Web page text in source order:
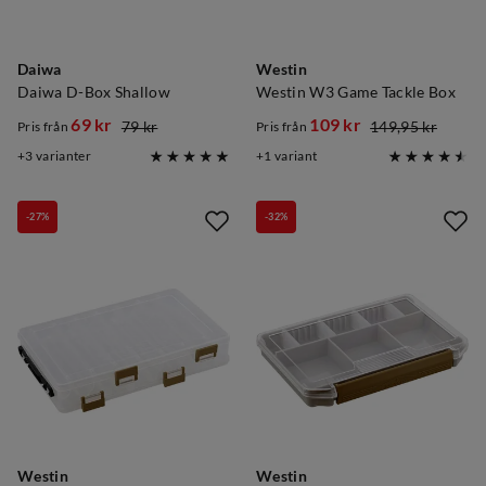
Daiwa
Daiwa D-Box Shallow
discounted
Pris från69 kr
original
79 kr
3 varianter
Westin
Westin W3 Game Tackle Box
discounted
Pris från 109 kr
original
149,95 kr
1 variant
Westin
-27%
Westin
-32%